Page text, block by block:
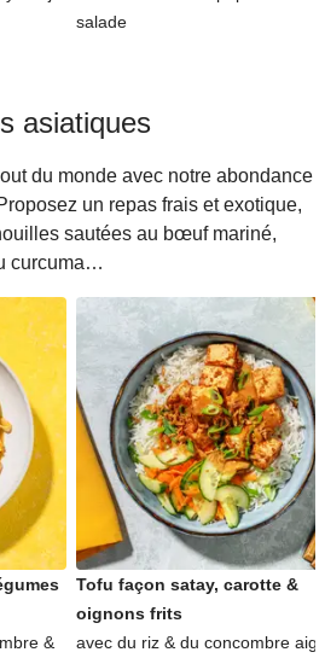
salade
asiatiques
du monde avec notre abondance
un repas frais et exotique,
sautées au bœuf mariné,
curcuma…
&
Tofu façon satay, carotte &
oignons frits
avec du riz & du concombre